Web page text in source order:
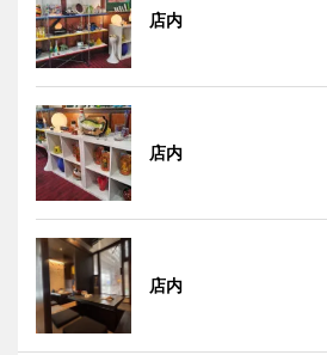
店内
店内
店内